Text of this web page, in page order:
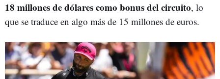
18 millones de dólares como bonus del circuito, lo
que se traduce en algo más de 15 millones de euros.